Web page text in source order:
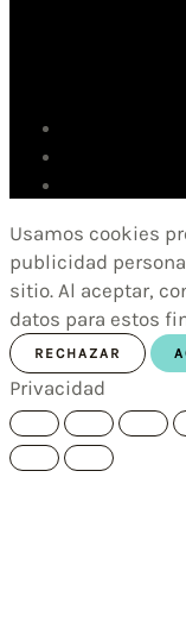
Usamos cookies
publicidad
sitio. Al aceptar,
datos para estos
RECHAZAR
Privacidad